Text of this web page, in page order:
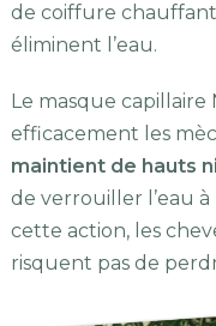
de coiffure
éliminent l’eau.
Le masque
efficacement les
maintient de hauts
de verrouiller l’eau à
cette action, les
risquent pas de